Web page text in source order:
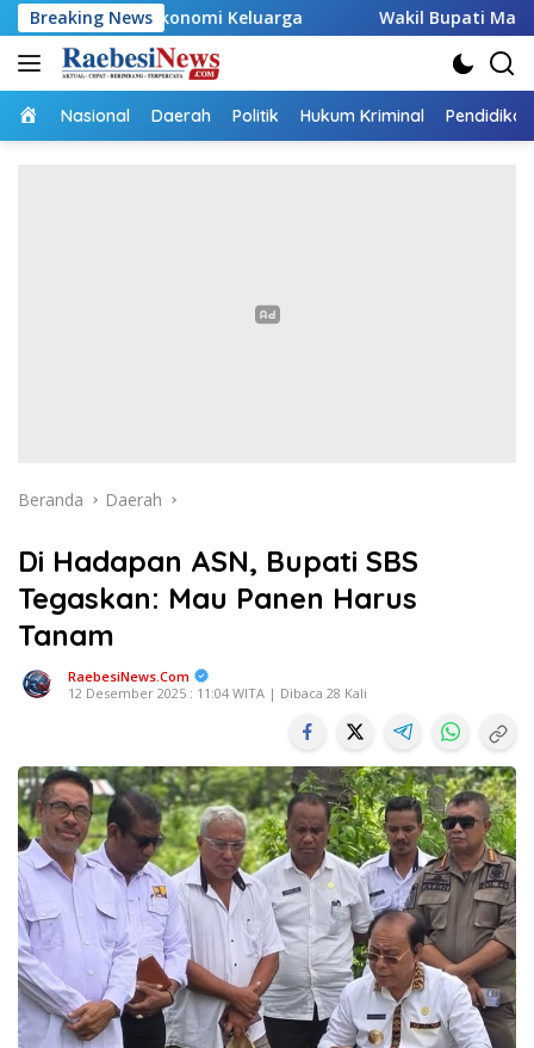
Langsung
ke
konten
Breaking News
Ekonomi Keluarga Wakil Bupati Malaka HMS Tinjau
Home
Nasional Daerah Politik Hukum Kriminal Pendidikan
Beranda Daerah
Di Hadapan ASN, Bupati SBS
Tegaskan: Mau Panen Harus
Tanam
RaebesiNews.Com
12 Desember 2025 : 11:04 WITA | Dibaca 28 Kali